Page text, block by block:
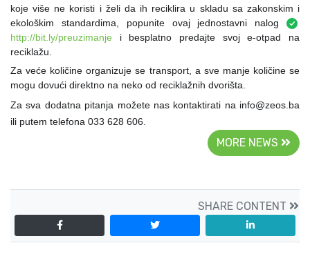
koje više ne koristi i želi da ih reciklira u skladu sa zakonskim i
ekološkim standardima, popunite ovaj jednostavni nalog
http://bit.ly/preuzimanje i besplatno predajte svoj e-otpad na
reciklažu.
Za veće količine organizuje se transport, a sve manje količine se
mogu dovući direktno na neko od reciklažnih dvorišta.
Za sva dodatna pitanja možete nas kontaktirati na info@zeos.ba
ili putem telefona 033 628 606.
MORE NEWS
SHARE CONTENT